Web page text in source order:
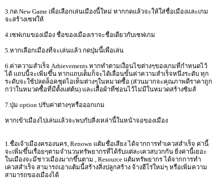
3.กด New Game เพื่อเลือกเล่นเมืองนี้ใหม่ หากกดแล้วจะให้ใส่ชื่อเมืองและเกม
จะสร้างเซฟให้
4.เซฟเกมของเมือง ชื่อของเมืองเราจะชื่อเดียวกับเซฟเกม
5.หากเลือกเมืองที่จะเล่นแล้ว กดปุ่มนี้เพื่อเล่น
6.ค่าความสำเร็จ Arhievements หากทำตามเงื่อนไขต่างๆของเกมที่กำหนดไว้
ได้ แถบนี้จะเพิ่มขึ้น หากแถบเต็มก็จะได้เลื่อนขั้นค่าความสำเร็จหนึ่งระดับ ทุก
ระดับจะใช้ปลดล็อคชุดไอเท็มต่างๆในหมวดซื้อ (ส่วนมากจะคุณภาพดีราคาถูก
กว่าในหมวดซื้อที่มีตั้งแต่ต้น) และเสื้อผ้าที่ซ่อนไว้ไม่มีในหมวดสร้างซิมส์
7.ปุ่ม option ปรับค่าต่างๆหรือออกเกม
หากเข้าเมืองไปเล่นแล้วจะพบกับสิ่งเหล่านี้ในหน้าจอของเมือง
1.ชื่อเจ้าเมืองครองนคร, Renown แต้มชื่อเสียง ได้จากการทำเควสสำเร็จ ค่านี้
จะเพิ่มขึ้นเรื่อยๆตามจำนวนทรัพยากรที่ได้รับแต่ละเควสบวกกัน ยิ่งค่านี้เยอะ
ในเมืองจะมีชาวเมืองมากขึ้นตาม , Resource แต้มทรัพยากร ได้จากการทำ
เควสสำเร็จ สามารถเอาแต้มนี้สร้างสิ่งปลูกสร้าง จ้างฮีโร่ใหม่ๆ หรือเพิ่มความ
สามารถของเมืองได้